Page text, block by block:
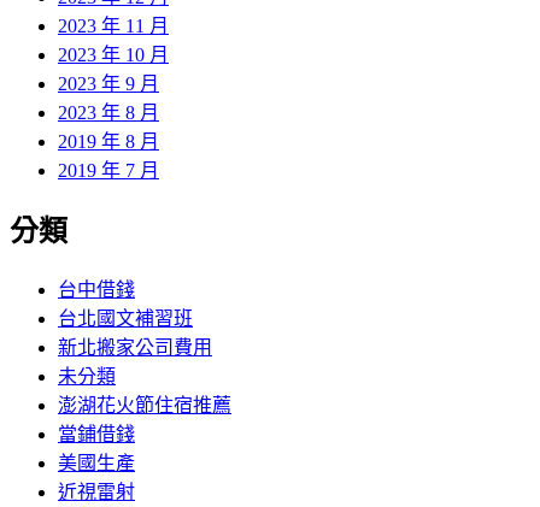
2023 年 11 月
2023 年 10 月
2023 年 9 月
2023 年 8 月
2019 年 8 月
2019 年 7 月
分類
台中借錢
台北國文補習班
新北搬家公司費用
未分類
澎湖花火節住宿推薦
當鋪借錢
美國生產
近視雷射